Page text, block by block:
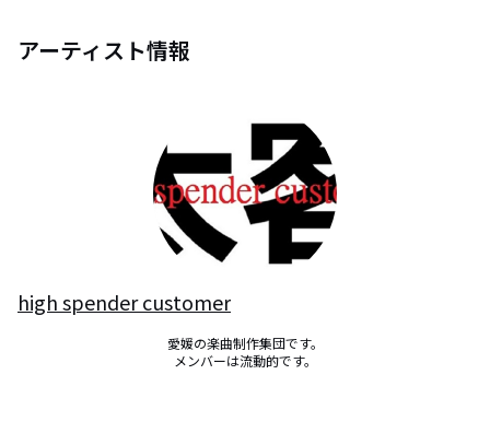
アーティスト情報
high spender customer
愛媛の楽曲制作集団です。
メンバーは流動的です。